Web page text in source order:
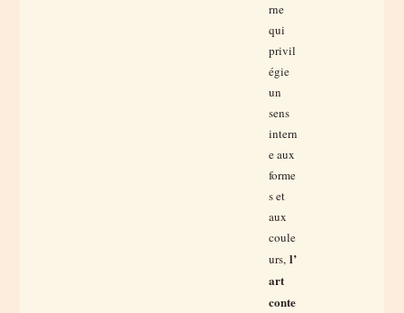
rne
qui
privil
égie
un
sens
intern
e aux
forme
s et
aux
coule
urs, l’
art
conte